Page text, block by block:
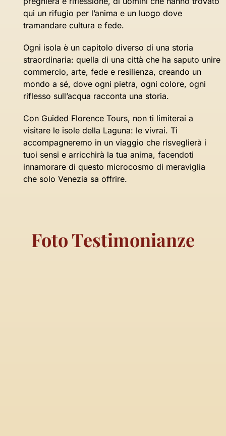
qui un rifugio per l’anima e un luogo dove
tramandare cultura e fede.
Ogni isola è un capitolo diverso di una storia
straordinaria: quella di una città che ha saputo unire
commercio, arte, fede e resilienza, creando un
mondo a sé, dove ogni pietra, ogni colore, ogni
riflesso sull’acqua racconta una storia.
Con Guided Florence Tours, non ti limiterai a
visitare le isole della Laguna: le vivrai. Ti
accompagneremo in un viaggio che risveglierà i
tuoi sensi e arricchirà la tua anima, facendoti
innamorare di questo microcosmo di meraviglia
che solo Venezia sa offrire.
Foto Testimonianze